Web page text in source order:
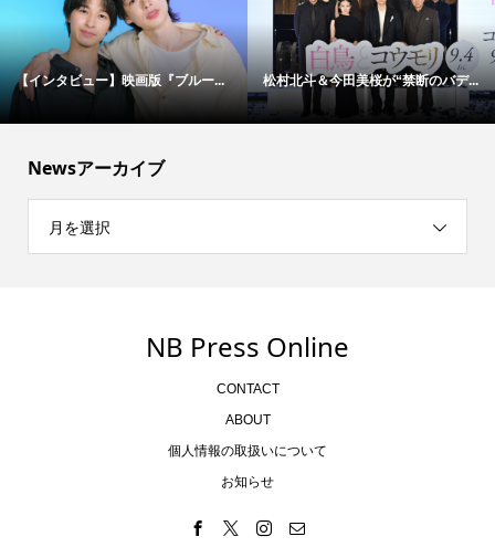
【インタビュー】映画版『ブルー... 松村北斗＆今田美桜が“禁断のバデ...
Newsアーカイブ
月を選択
NB Press Online
CONTACT
ABOUT
個人情報の取扱いについて
お知らせ